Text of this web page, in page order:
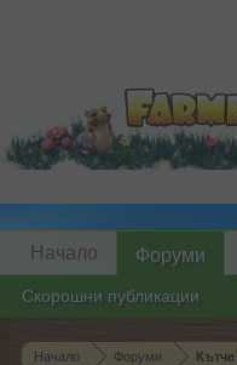
Начало Форуми
Начало Форуми
Скорошни публикации